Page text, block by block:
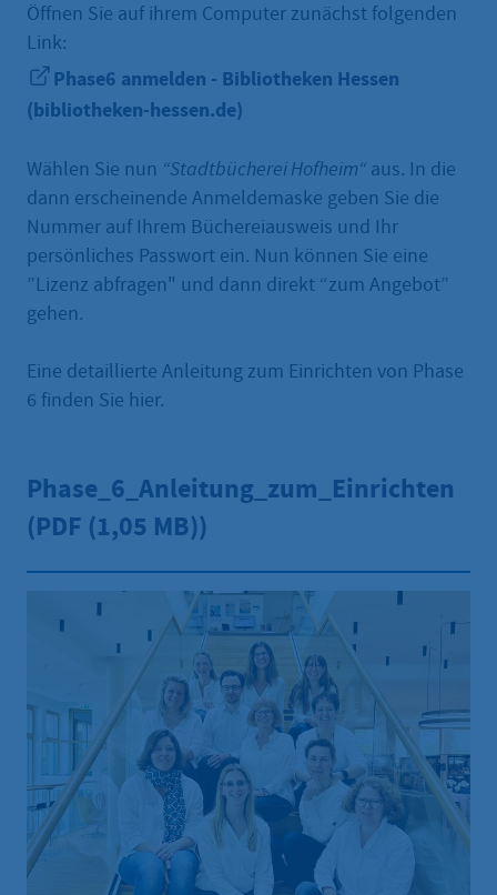
Öffnen Sie auf ihrem Computer zunächst folgenden
Link:
Phase6 anmelden - Bibliotheken Hessen
(bibliotheken-hessen.de)
Wählen Sie nun “Stadtbücherei Hofheim“ aus. In die
dann erscheinende Anmeldemaske geben Sie die
Nummer auf Ihrem Büchereiausweis und Ihr
persönliches Passwort ein. Nun können Sie eine
”Lizenz abfragen" und dann direkt “zum Angebot”
gehen.
Eine detaillierte Anleitung zum Einrichten von Phase
6 finden Sie hier.
Phase_6_Anleitung_zum_Einrichten
(PDF (1,05 MB))